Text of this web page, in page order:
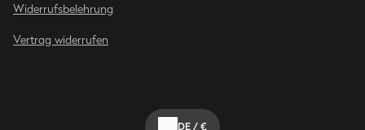
Widerrufsbelehrung
Vertrag widerrufen
DE/€